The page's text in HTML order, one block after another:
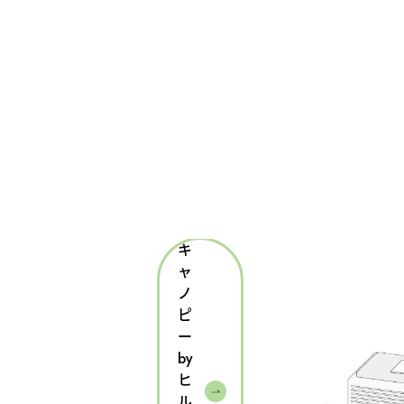
キ
ャ
ノ
ピ
ー
by
ヒ